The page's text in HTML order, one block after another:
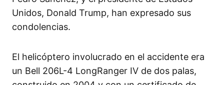
Unidos, Donald Trump, han expresado sus
condolencias.
El helicóptero involucrado en el accidente era
un Bell 206L-4 LongRanger IV de dos palas,